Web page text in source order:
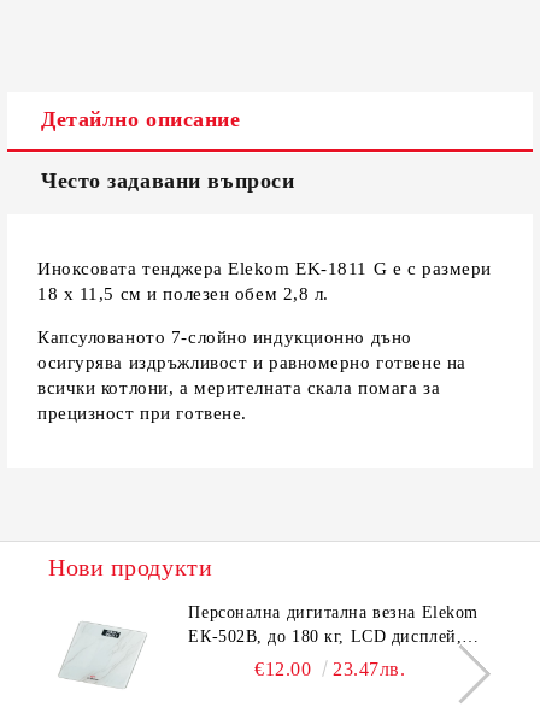
Детайлно описание
Често задавани въпроси
Иноксовата тенджера Elekom EK-1811 G е с размери
18 х 11,5 см и полезен обем 2,8 л.
Капсулованото 7-слойно индукционно дъно
осигурява издръжливост и равномерно готвене на
всички котлони, а мерителната скала помага за
прецизност при готвене.
Нови продукти
Персонална дигитална везна Elekom
ЕК-502B, до 180 кг, LCD дисплей,
Темперирано стъкло - 6.0 мм,
€12.00 23.47лв.